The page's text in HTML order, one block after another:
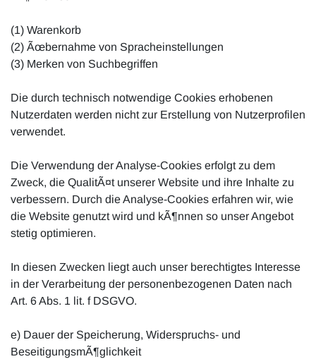
(1) Warenkorb
(2) Ãœbernahme von Spracheinstellungen
(3) Merken von Suchbegriffen
Die durch technisch notwendige Cookies erhobenen
Nutzerdaten werden nicht zur Erstellung von Nutzerprofilen
verwendet.
Die Verwendung der Analyse-Cookies erfolgt zu dem
Zweck, die QualitÃ¤t unserer Website und ihre Inhalte zu
verbessern. Durch die Analyse-Cookies erfahren wir, wie
die Website genutzt wird und kÃ¶nnen so unser Angebot
stetig optimieren.
In diesen Zwecken liegt auch unser berechtigtes Interesse
in der Verarbeitung der personenbezogenen Daten nach
Art. 6 Abs. 1 lit. f DSGVO.
e) Dauer der Speicherung, Widerspruchs- und
BeseitigungsmÃ¶glichkeit